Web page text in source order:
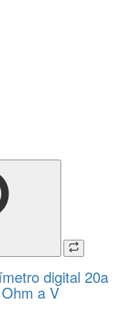
digital 20a
a V